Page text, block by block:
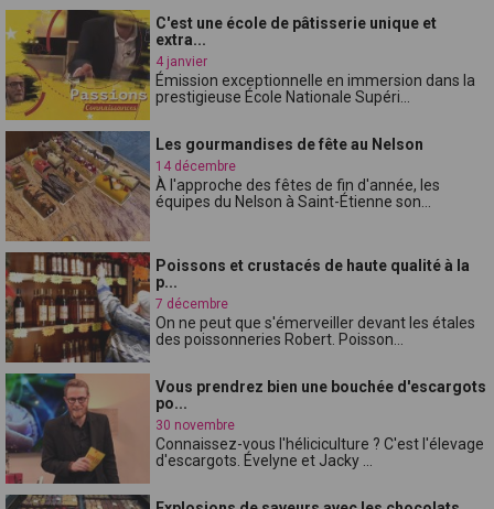
C'est une école de pâtisserie unique et
extra...
4 janvier
Émission exceptionnelle en immersion dans la
prestigieuse École Nationale Supéri...
Les gourmandises de fête au Nelson
14 décembre
À l'approche des fêtes de fin d'année, les
équipes du Nelson à Saint-Étienne son...
Poissons et crustacés de haute qualité à la
p...
7 décembre
On ne peut que s'émerveiller devant les étales
des poissonneries Robert. Poisson...
Vous prendrez bien une bouchée d'escargots
po...
30 novembre
Connaissez-vous l'héliciculture ? C'est l'élevage
d'escargots. Évelyne et Jacky ...